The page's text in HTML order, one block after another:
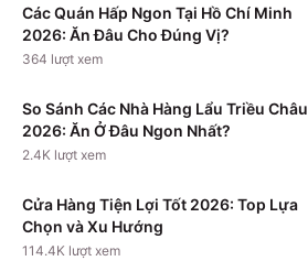
Các Quán Hấp Ngon Tại Hồ Chí Minh
2026: Ăn Đâu Cho Đúng Vị?
364 lượt xem
So Sánh Các Nhà Hàng Lẩu Triều Châu
2026: Ăn Ở Đâu Ngon Nhất?
2.4K lượt xem
Cửa Hàng Tiện Lợi Tốt 2026: Top Lựa
Chọn và Xu Hướng
114.4K lượt xem